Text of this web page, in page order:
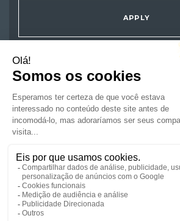
APPLY
ARE YOU A JOB
COMPANIES
CSR/ENGAGEMENTS